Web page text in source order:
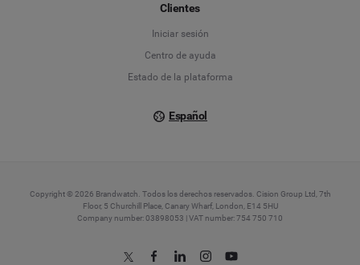
Clientes
Iniciar sesión
Centro de ayuda
Estado de la plataforma
Español
Copyright © 2026 Brandwatch. Todos los derechos reservados. Cision Group Ltd, 7th
Floor, 5 Churchill Place, Canary Wharf, London, E14 5HU
Company number: 03898053 | VAT number: 754 750 710